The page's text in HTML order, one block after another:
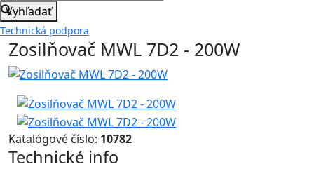
Vyhľadať
Technická podpora
Zosilňovač MWL 7D2 - 200W
Katalógové číslo: 10782
Technické info